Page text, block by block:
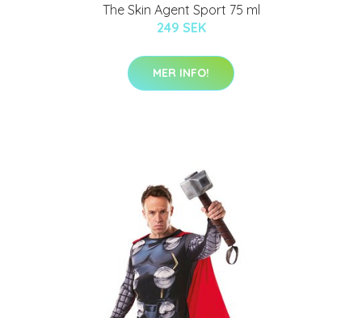
The Skin Agent Sport 75 ml
249 SEK
MER INFO!